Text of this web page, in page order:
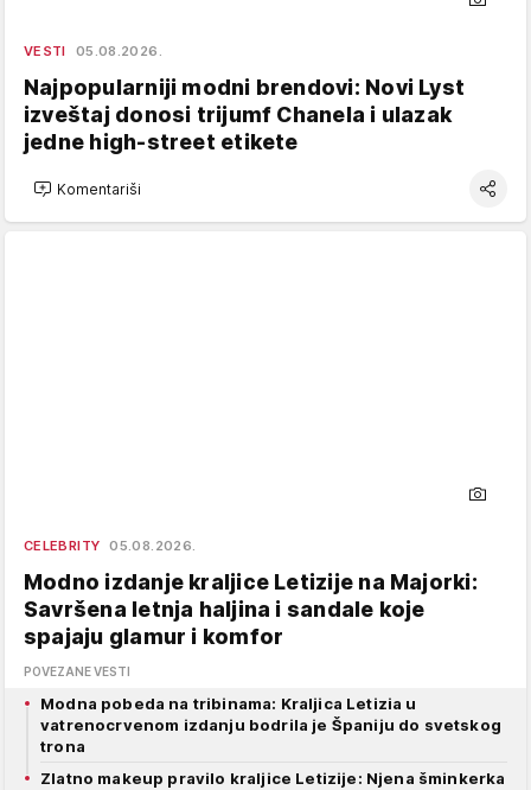
VESTI 05.08.2026.
Najpopularniji modni brendovi: Novi Lyst
izveštaj donosi trijumf Chanela i ulazak
jedne high-street etikete
Komentariši
CELEBRITY 05.08.2026.
Modno izdanje kraljice Letizije na Majorki:
Savršena letnja haljina i sandale koje
spajaju glamur i komfor
POVEZANE VESTI
Modna pobeda na tribinama: Kraljica Letizia u
vatrenocrvenom izdanju bodrila je Španiju do svetskog
trona
Zlatno makeup pravilo kraljice Letizije: Njena šminkerka